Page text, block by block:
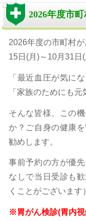
2026年度市
2026年度の市町村
15日(月)～10月31日(
「最近血圧が気に
「家族のためにも元
そんな皆様、この
か？ご自身の健康
勧めします。
事前予約の方が優
なしで当日受診も
くことがございます）
※胃がん検診(胃内